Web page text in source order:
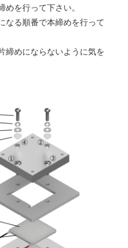
めを行って下さい。
なる順番で本締めを行って
締めにならないように気を